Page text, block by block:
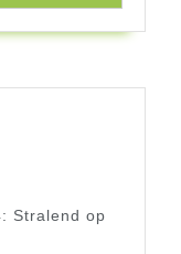
Stralend op